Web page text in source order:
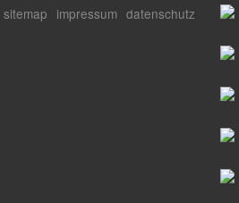
sitemap impressum datenschutz